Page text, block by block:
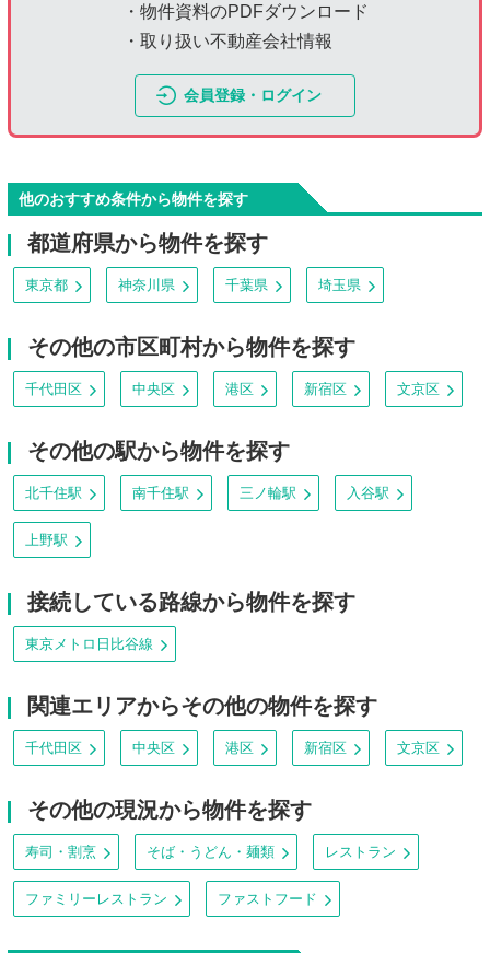
・物件資料のPDFダウンロード
・取り扱い不動産会社情報
会員登録・ログイン
他のおすすめ条件から物件を探す
都道府県から物件を探す
東京都 神奈川県 千葉県 埼玉県
その他の市区町村から物件を探す
千代田区 中央区 港区 新宿区 文京区
その他の駅から物件を探す
北千住駅 南千住駅 三ノ輪駅 入谷駅
上野駅
接続している路線から物件を探す
東京メトロ日比谷線
関連エリアからその他の物件を探す
千代田区 中央区 港区 新宿区 文京区
その他の現況から物件を探す
寿司・割烹 そば・うどん・麺類 レストラン
ファミリーレストラン ファストフード